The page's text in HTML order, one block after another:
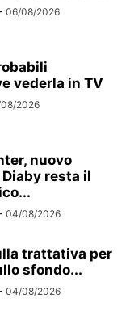
06/08/2026
vederla in TV
2026
nuovo
resta il
04/08/2026
trattativa per
sfondo...
04/08/2026